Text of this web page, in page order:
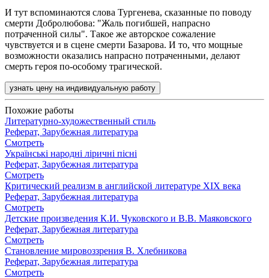
И тут вспоминаются слова Тургенева, сказанные по поводу
смерти Добролюбова: "Жаль погибшей, напрасно
потраченной силы". Такое же авторское сожаление
чувствуется и в сцене смерти Базарова. И то, что мощные
возможности оказались напрасно потраченными, делают
смерть героя по-особому трагической.
узнать цену на индивидуальную работу
Похожие работы
Литературно-художественный стиль
Реферат, Зарубежная литература
Смотреть
Українські народні ліричні пісні
Реферат, Зарубежная литература
Смотреть
Критический реализм в английской литературе XIX века
Реферат, Зарубежная литература
Смотреть
Детские произведения К.И. Чуковского и В.В. Маяковского
Реферат, Зарубежная литература
Смотреть
Становление мировоззрения В. Хлебникова
Реферат, Зарубежная литература
Смотреть